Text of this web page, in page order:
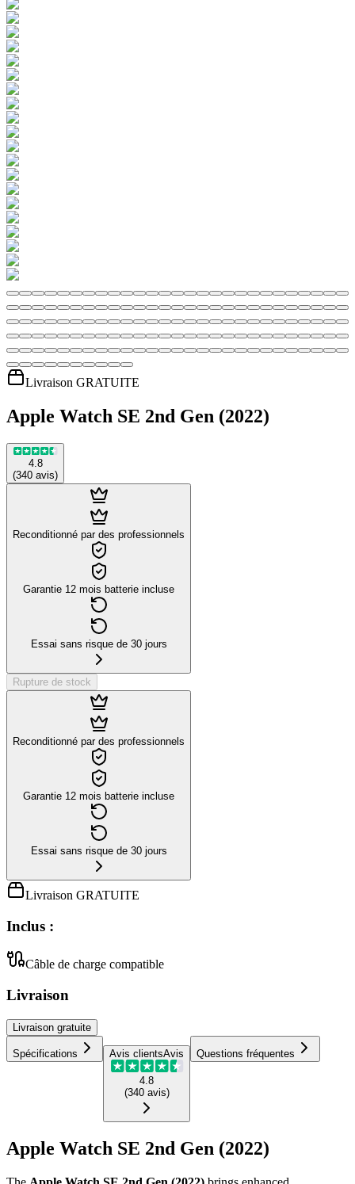
Livraison GRATUITE
Apple Watch SE 2nd Gen (2022)
4.8
(340 avis)
Reconditionné par des professionnels
Garantie 12 mois batterie incluse
Essai sans risque de 30 jours
Rupture de stock
Reconditionné par des professionnels
Garantie 12 mois batterie incluse
Essai sans risque de 30 jours
Livraison GRATUITE
Inclus :
Câble de charge compatible
Livraison
Livraison gratuite
Spécifications Avis clientsAvis
4.8
(340 avis)
Questions fréquentes
Apple Watch SE 2nd Gen (2022)